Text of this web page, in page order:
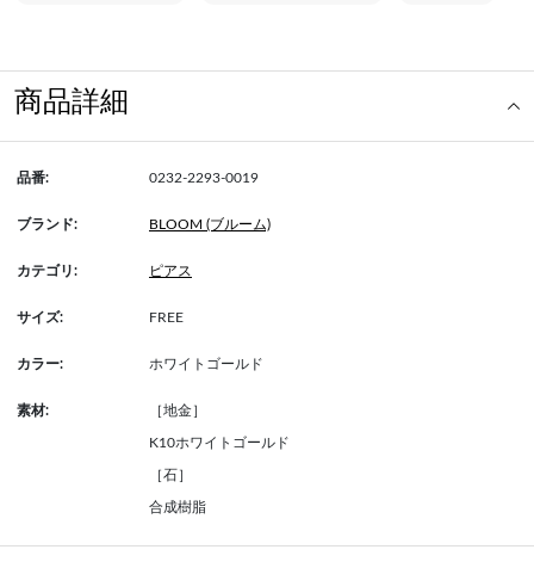
商品詳細
品番: 0232-2293-0019
ブランド: BLOOM (ブルーム)
カテゴリ: ピアス
サイズ: FREE
カラー: ホワイトゴールド
素材: ［地金］
K10ホワイトゴールド
［石］
合成樹脂